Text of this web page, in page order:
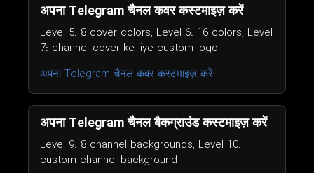
अपना Telegram चैनल कवर कस्टमाइज़ करें
Level 5: 8 cover colors, Level 6: 16 colors, Level
7: channel cover ke liye custom logo
अपना Telegram चैनल कवर कस्टमाइज़ करें
अपना Telegram चैनल बैकग्राउंड कस्टमाइज़ करें
Level 9: 8 channel backgrounds, Level 10:
custom channel background